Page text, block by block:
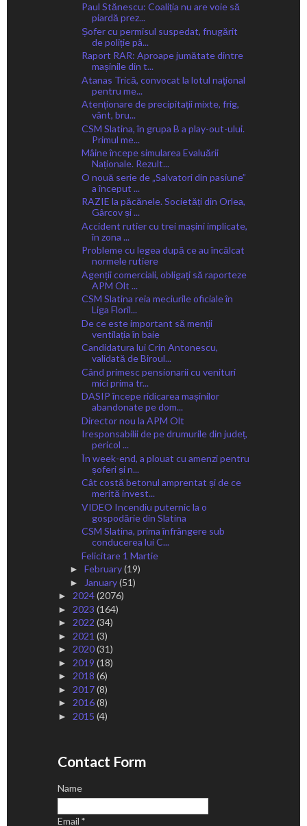
Paul Stănescu: Coaliția nu are voie să
piardă prez...
Șofer cu permisul suspedat, fnugărit
de poliție pâ...
Raport RAR: Aproape jumătate dintre
mașinile din t...
Atanas Trică, convocat la lotul naţional
pentru me...
Atenționare de precipitații mixte, frig,
vânt, bru...
CSM Slatina, în grupa B a play-out-ului.
Primul me...
Mâine începe simularea Evaluării
Naționale. Rezult...
O nouă serie de „Salvatori din pasiune”
a început ...
RAZIE la păcănele. Societăți din Orlea,
Gârcov și ...
Accident rutier cu trei mașini implicate,
în zona ...
Probleme cu legea după ce au încălcat
normele rutiere
Agenții comerciali, obligați să raporteze
APM Olt ...
CSM Slatina reia meciurile oficiale în
Liga Floril...
De ce este important să menții
ventilația în baie
Candidatura lui Crin Antonescu,
validată de Biroul...
Când primesc pensionarii cu venituri
mici prima tr...
DASIP începe ridicarea mașinilor
abandonate pe dom...
Director nou la APM Olt
Iresponsabilii de pe drumurile din județ,
pericol ...
În week-end, a plouat cu amenzi pentru
șoferi și n...
Cât costă betonul amprentat și de ce
merită invest...
VIDEO Incendiu puternic la o
gospodărie din Slatina
CSM Slatina, prima înfrângere sub
conducerea lui C...
Felicitare 1 Martie
► February(19)
► January(51)
► 2024(2076)
► 2023 (164)
► 2022 (34)
► 2021 (3)
► 2020(31)
► 2019 (18)
► 2018 (6)
► 2017(8)
► 2016(8)
► 2015 (4)
Contact Form
Name
Email *